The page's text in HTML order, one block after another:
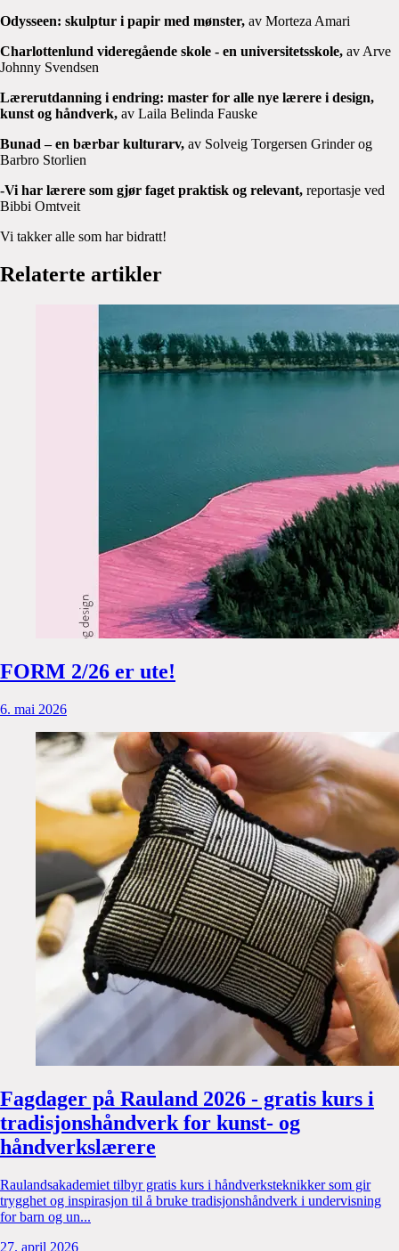
Odysseen: skulptur i papir med mønster, av Morteza Amari
Charlottenlund videregående skole - en universitetsskole, av Arve
Johnny Svendsen
Lærerutdanning i endring: master for alle nye lærere i design,
kunst og håndverk, av Laila Belinda Fauske
Bunad – en bærbar kulturarv, av Solveig Torgersen Grinder og
Barbro Storlien
-Vi har lærere som gjør faget praktisk og relevant, reportasje ved
Bibbi Omtveit
Vi takker alle som har bidratt!
Relaterte artikler
FORM 2/26 er ute!
6. mai 2026
Fagdager på Rauland 2026 - gratis kurs i
tradisjonshåndverk for kunst- og
håndverkslærere
Raulandsakademiet tilbyr gratis kurs i håndverksteknikker som gir
trygghet og inspirasjon til å bruke tradisjonshåndverk i undervisning
for barn og un...
27. april 2026